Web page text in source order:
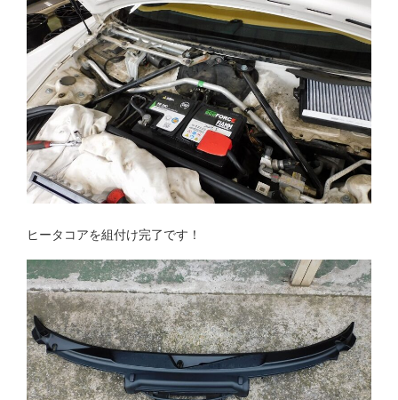
ヒータコアを組付け完了です！